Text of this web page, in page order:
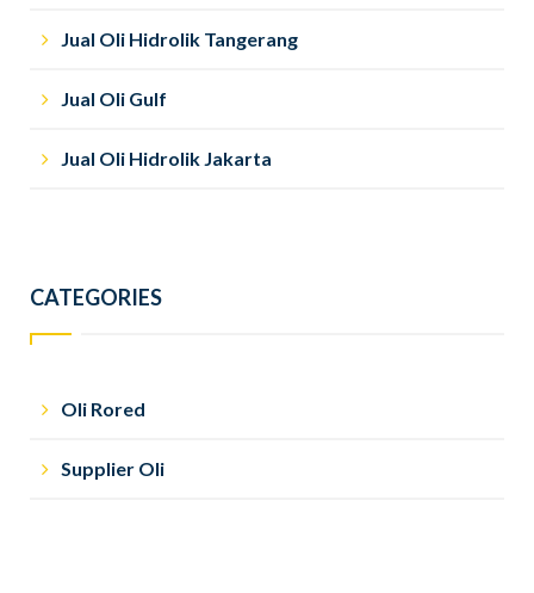
Jual Oli Hidrolik Tangerang
Jual Oli Gulf
Jual Oli Hidrolik Jakarta
CATEGORIES
Oli Rored
Supplier Oli